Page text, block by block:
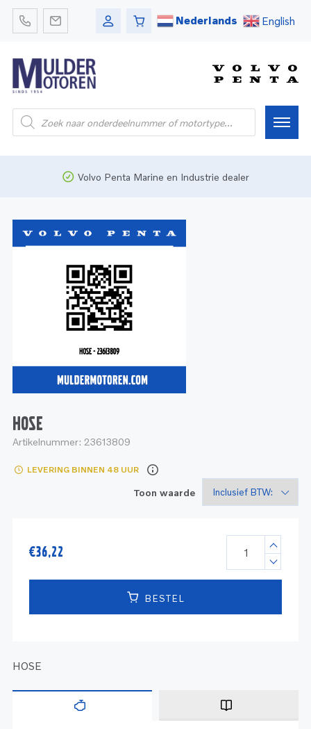
Nederlands English
Onderdelen
Bedrijfsvaart
Onderdelen
Motoren
Onderdelen
Service
Motoren
Service en onderhoud
Reman - Bedrijfsvaart
Volvo Penta Marine en Industrie dealer
HOSE
Artikelnummer: 23613809
LEVERING BINNEN 48 UUR
Toon waarde
€36,22
BESTEL
HOSE